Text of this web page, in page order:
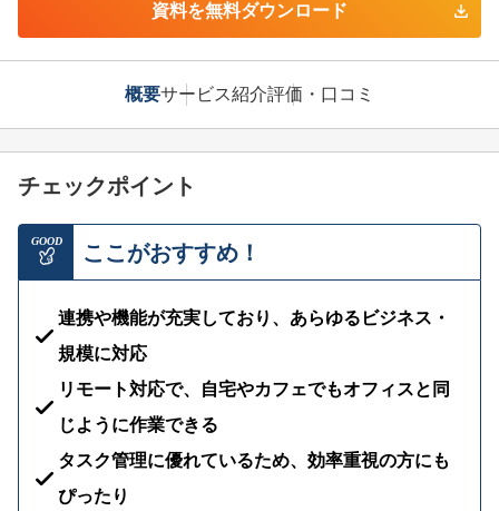
資料を無料ダウンロード
概要サービス紹介評価・口コミ
チェックポイント
GOOD ここがおすすめ！
連携や機能が充実しており、あらゆるビジネス・
規模に対応
リモート対応で、自宅やカフェでもオフィスと同
じように作業できる
タスク管理に優れているため、効率重視の方にも
ぴったり